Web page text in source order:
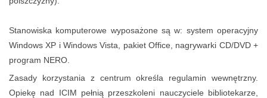
Stanowiska komputerowe wyposażone są w: system operacyjny
Windows XP i Windows Vista, pakiet Office, nagrywarki CD/DVD +
program NERO.
Zasady korzystania z centrum określa regulamin wewnętrzny.
Opiekę nad ICIM pełnią przeszkoleni nauczyciele bibliotekarze,